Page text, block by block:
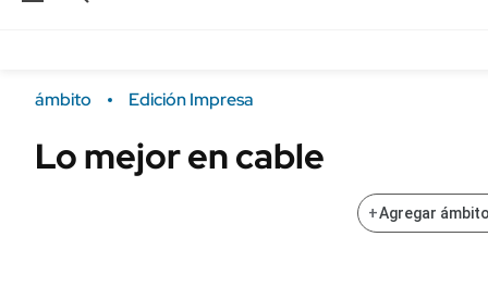
Campo Sustentabilidad
ENERGY REPORT
ámbito Edición Impresa
Lo mejor en cable
+Agregar